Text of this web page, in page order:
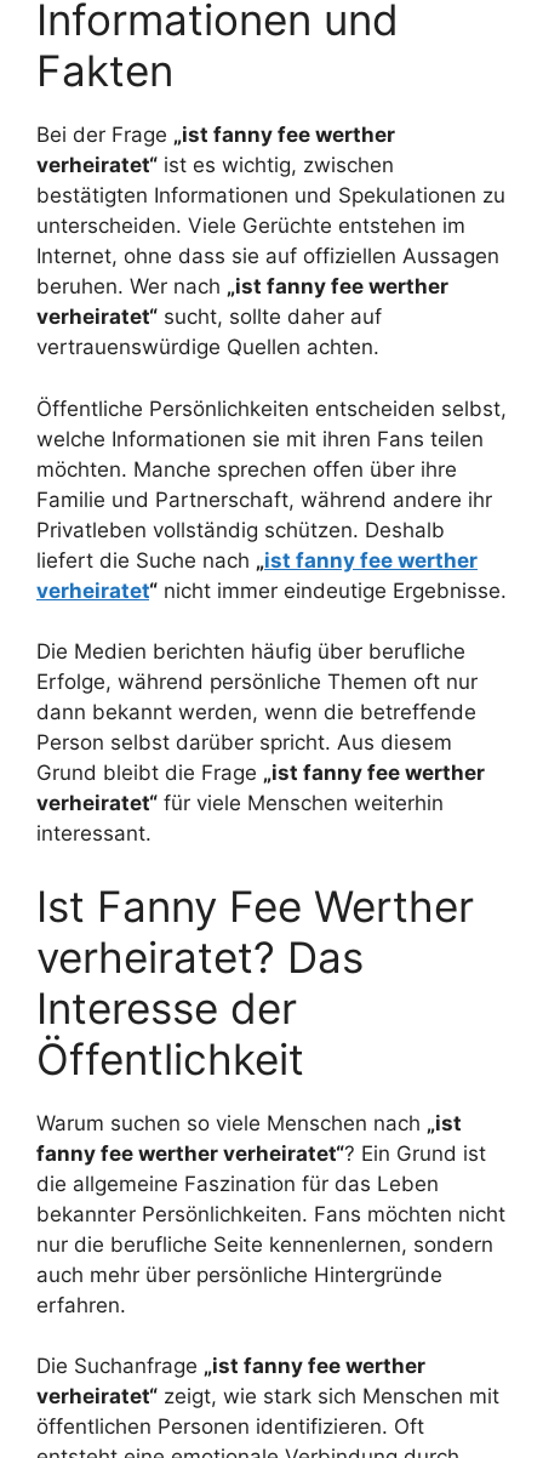
Informationen und
Fakten
Bei der Frage „ist fanny fee werther
verheiratet“ ist es wichtig, zwischen
bestätigten Informationen und Spekulationen zu
unterscheiden. Viele Gerüchte entstehen im
Internet, ohne dass sie auf offiziellen Aussagen
beruhen. Wer nach „ist fanny fee werther
verheiratet“ sucht, sollte daher auf
vertrauenswürdige Quellen achten.
Öffentliche Persönlichkeiten entscheiden selbst,
welche Informationen sie mit ihren Fans teilen
möchten. Manche sprechen offen über ihre
Familie und Partnerschaft, während andere ihr
Privatleben vollständig schützen. Deshalb
liefert die Suche nach „ist fanny fee werther
verheiratet“ nicht immer eindeutige Ergebnisse.
Die Medien berichten häufig über berufliche
Erfolge, während persönliche Themen oft nur
dann bekannt werden, wenn die betreffende
Person selbst darüber spricht. Aus diesem
Grund bleibt die Frage „ist fanny fee werther
verheiratet“ für viele Menschen weiterhin
interessant.
Ist Fanny Fee Werther
verheiratet? Das
Interesse der
Öffentlichkeit
Warum suchen so viele Menschen nach „ist
fanny fee werther verheiratet“? Ein Grund ist
die allgemeine Faszination für das Leben
bekannter Persönlichkeiten. Fans möchten nicht
nur die berufliche Seite kennenlernen, sondern
auch mehr über persönliche Hintergründe
erfahren.
Die Suchanfrage „ist fanny fee werther
verheiratet“ zeigt, wie stark sich Menschen mit
öffentlichen Personen identifizieren. Oft